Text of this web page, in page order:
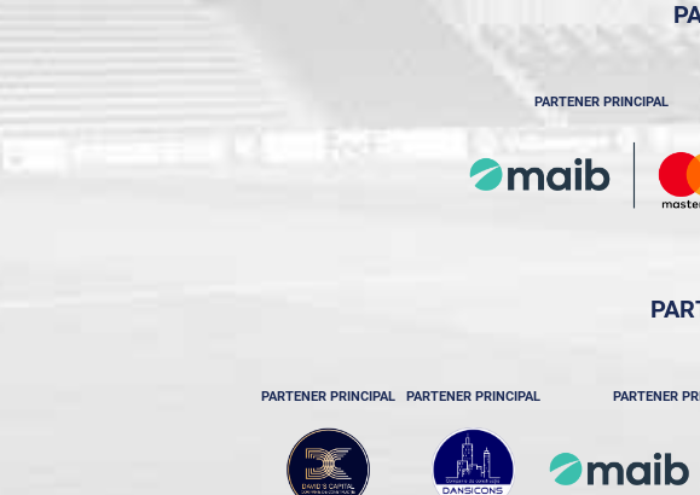
PARTENER PRINCIPAL
PARTENER PRINCIPAL PARTENER PRINCIPAL PARTENER